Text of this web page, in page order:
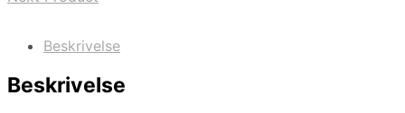
Beskrivelse
Beskrivelse